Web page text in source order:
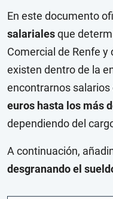
En este documento
salarialesque
Comercial de Renfe
existen dentro de la
encontrarnos salarios
euros hasta los más
dependiendo del
A continuación,
desgranando el